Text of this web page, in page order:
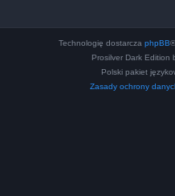
Technologię dostarcza phpBB
Prosilver Dark Edition
Polski pakiet
Zasady ochrony